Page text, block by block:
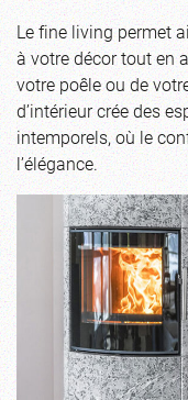
Le fine living permet
à votre décor tout en
votre poêle ou de
d’intérieur crée des
intemporels, où le
l’élégance.